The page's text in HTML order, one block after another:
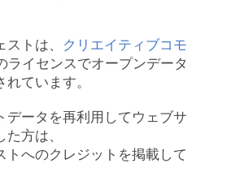
トは、
クリエイティブコモ
ライセンスでオープンデータ
れています。
データを再利用してウェブサ
方は、
トへのクレジットを掲載して